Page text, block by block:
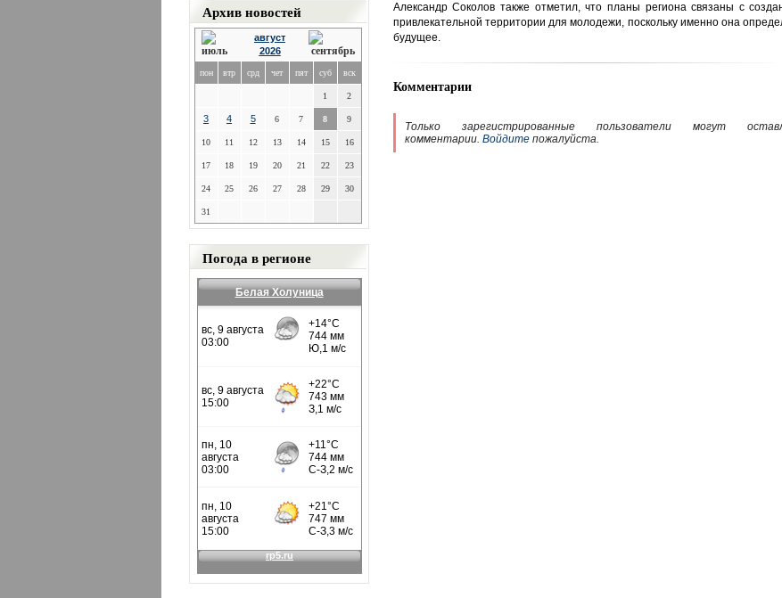
Архив новостей
август
2026
пон втр срд чет пят суб вск
1 2
3 4 5 6 7 8 9
10 11 12 13 14 15 16
17 18 19 20 21 22 23
24 25 26 27 28 29 30
31
Погода в регионе
Белая Холуница
Александр Соколов также отметил, что планы региона связаны с
привлекательной территории для молодежи, поскольку именно она
будущее.
Комментарии
Только зарегистрированные пользователи могут
комментарии. Войдитепожалуйста.